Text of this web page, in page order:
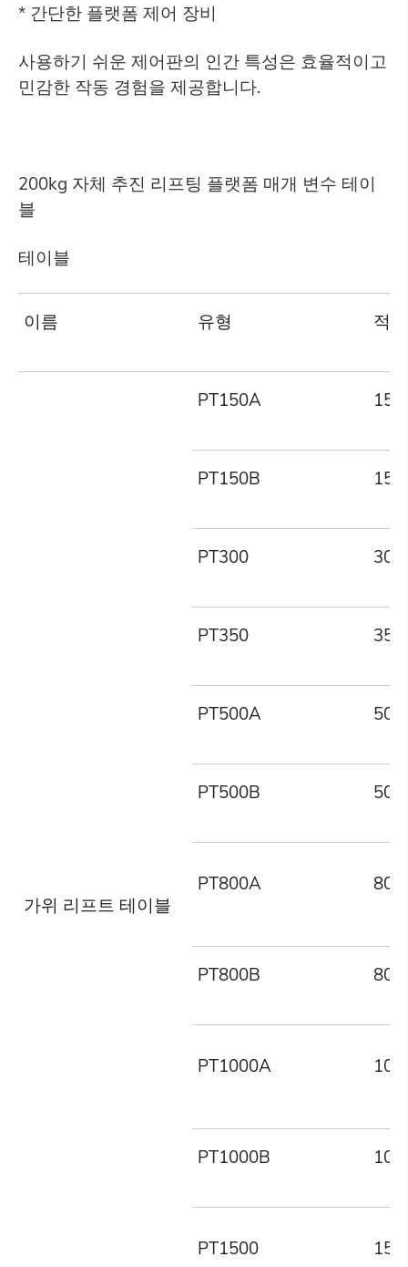
* 간단한 플랫폼 제어 장비
사용하기 쉬운 제어판의 인간 특성은 효율적이고
민감한 작동 경험을 제공합니다.
200kg 자체 추진 리프팅 플랫폼 매개 변수 테이
블
테이블
이름 유형 적
가위 리프트 테이블
PT150A
PT150B
PT300
PT350
PT500A
PT500B
PT800A
PT800B
PT1000A
PT1000B
PT1500